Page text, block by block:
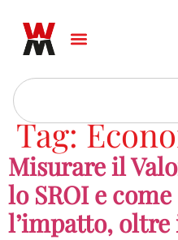
Tag:
Misurare il
lo SROI e
l’impatto,